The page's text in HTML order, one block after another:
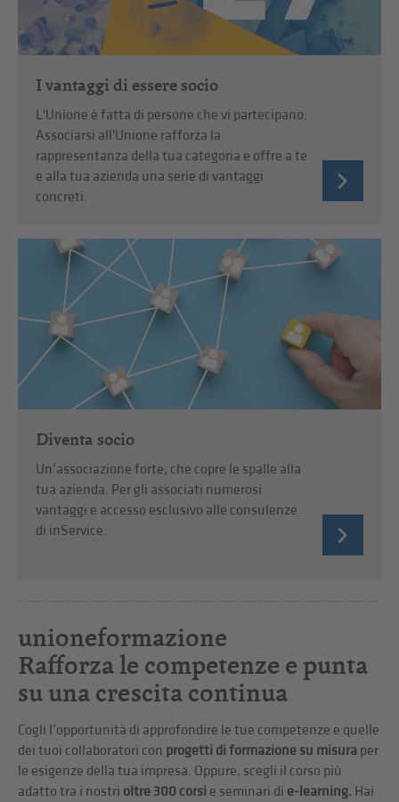
I vantaggi di essere socio
L'Unione è fatta di persone che vi partecipano.
Associarsi all'Unione rafforza la
rappresentanza della tua categoria e offre a te
e alla tua azienda una serie di vantaggi
concreti.
Diventa socio
Un’associazione forte, che copre le spalle alla
tua azienda. Per gli associati numerosi
vantaggi e accesso esclusivo alle consulenze
di inService.
unioneformazione
Rafforza le competenze e punta
su una crescita continua
Cogli l’opportunità di approfondire le tue competenze e quelle
dei tuoi collaboratori con progetti di formazione su misura per
le esigenze della tua impresa. Oppure, scegli il corso più
adatto tra i nostri oltre 300 corsi e seminari di e-learning. Hai